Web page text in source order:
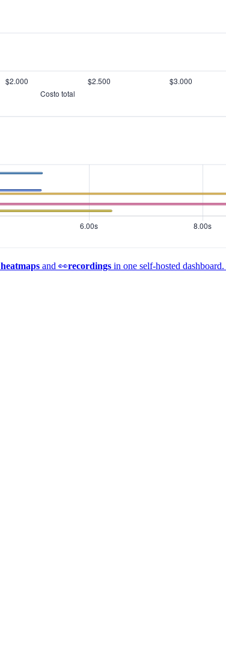
heatmaps and 👀recordings in one self-hosted dashboard.